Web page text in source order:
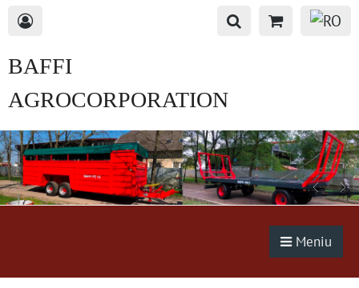
BAFFI
AGROCORPORATION
s.r.o.
Meniu